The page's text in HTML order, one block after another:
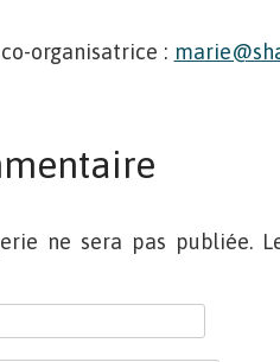
organisatrice :
ne sera pas publiée.